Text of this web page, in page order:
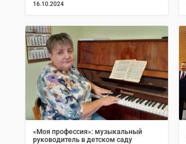
16.10.2024
«Моя профессия»: музыкальный
руководитель в детском саду